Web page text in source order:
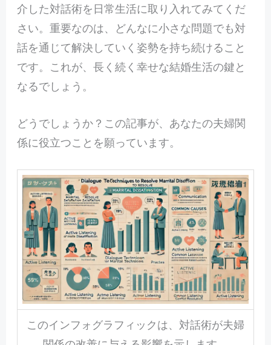
介した対話術を日常生活に取り入れてみてくだ
さい。重要なのは、どんなに小さな問題でも対
話を通じて解決していく姿勢を持ち続けること
です。これが、長く続く幸せな結婚生活の鍵と
なるでしょう。
どうでしょうか？この記事が、あなたの夫婦関
係に役立つことを願っています。
このインフォグラフィックは、対話術が夫婦